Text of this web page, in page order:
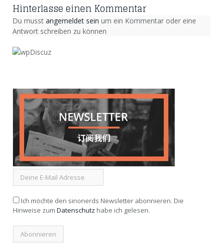
Hinterlasse einen Kommentar
Du musst angemeldet sein um ein Kommentar oder eine
Antwort schreiben zu können
Ich möchte den sinonerds Newsletter abonnieren. Die
Hinweise zum Datenschutz habe ich gelesen.